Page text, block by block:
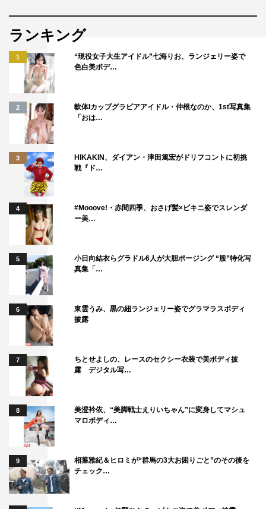
ランキング
1
“現役女子大生アイドル”七海りお、ランジェリー姿で
色白美ボデ…
2
軟体Iカップグラビアアイドル・仲根なのか、1st写真集
「おは…
3
HIKAKIN、ダイアン・津田篤宏がドリフコントに初挑
戦『ド…
4
#Mooove!・赤間四季、おさげ髪×ビキニ姿でスレンダ
ー美…
5
小日向結衣らグラドル6人が大胆ポージング “股”特化写
真集「…
6
東雲うみ、黒の紐ランジェリー姿でグラマラスボディ
披露
7
ちとせよしの、レースのセクシー衣装で美ボディ披
露 デジタル写…
8
美澄衿依、“美脚戦士えりいちゃん”に変身してマシュ
マロボディ…
9
相葉雅紀＆ヒロミが“群馬の3大お困りごと”のその後を
チェック…